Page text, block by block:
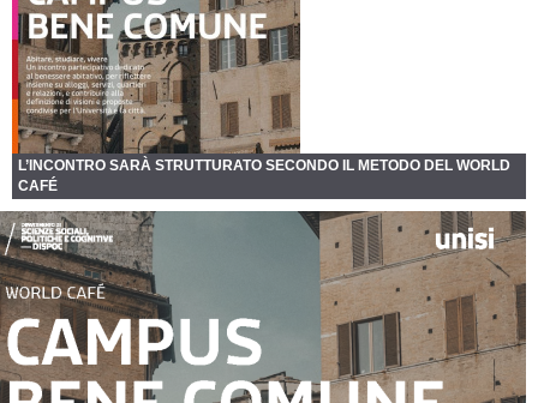
L’INCONTRO SARÀ STRUTTURATO SECONDO IL METODO DEL WORLD
CAFÉ